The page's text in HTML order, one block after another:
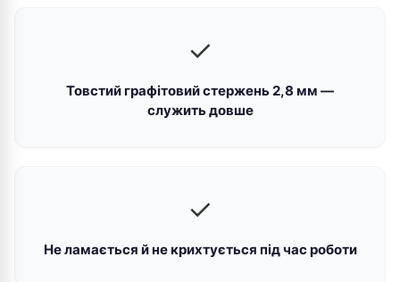
✓
Товстий графітовий стержень 2,8 мм —
служить довше
✓
Не ламається й не крихтується під час роботи